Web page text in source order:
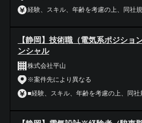
経験、スキル、年齢を考慮の上、同社
【静岡】技術職（電気系ポジショ
ンシャル
株式会社平山
※案件先により異なる
■経験、スキル、年齢を考慮の上、同社